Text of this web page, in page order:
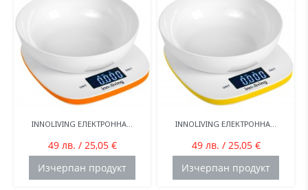
INNOLIVING ЕЛЕКТРОННА...
49 лв. / 25,05 €
Изчерпан продукт
INNOLIVING ЕЛЕКТРОННА...
49 лв. / 25,05 €
Изчерпан продукт